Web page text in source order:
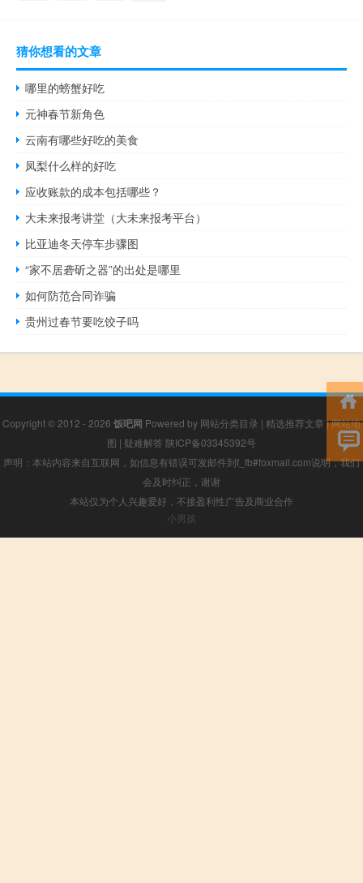
猜你想看的文章
哪里的螃蟹好吃
元神春节新角色
云南有哪些好吃的美食
凤梨什么样的好吃
应收账款的成本包括哪些？
大未来报考讲堂（大未来报考平台）
比亚迪冬天停车步骤图
“家不居砻斫之器”的出处是哪里
如何防范合同诈骗
贵州过春节要吃饺子吗
Copyright © 2012 - 2026 饭吧网 Powered by 网站分类目录 | 精选推荐文章 |网站地
图 | 疑难解答 陕ICP备03345392号
声明：本站内容来自互联网，如信息有错误可发邮件到f_fb#foxmail.com说明，我们
会及时纠正，谢谢
本站仅为个人兴趣爱好，不接盈利性广告及商业合作
小男孩